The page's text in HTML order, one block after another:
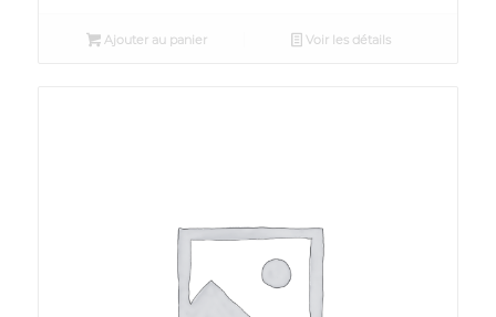
Ajouter au panier Voir les détails